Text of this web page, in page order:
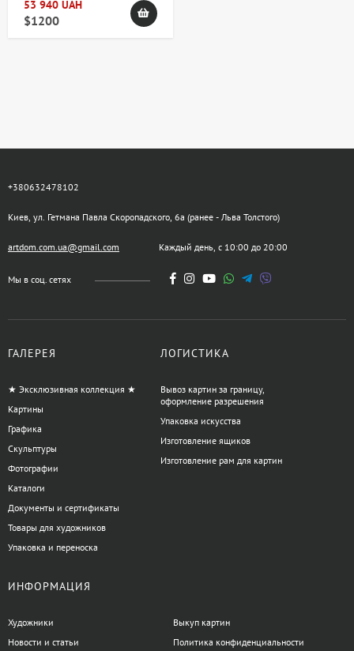
53 940 UAH
$1200
+380632478102
Киев, ул. Гетмана Павла Скоропадского, 6а (ранее - Льва Толстого)
artdom.com.ua@gmail.com Каждый день, с 10:00 до 20:00
Мы в соц. сетях
ГАЛЕРЕЯ
★ Эксклюзивная коллекция ★
Картины
Графика
Скульптуры
Фотографии
Каталоги
Документы и сертификаты
Товары для художников
Упаковка и переноска
ЛОГИСТИКА
Вывоз картин за границу,
оформление разрешения
Упаковка искусства
Изготовление ящиков
Изготовление рам для картин
ИНФОРМАЦИЯ
Художники
Новости и статьи
Выкуп картин
Политика конфиденциальности